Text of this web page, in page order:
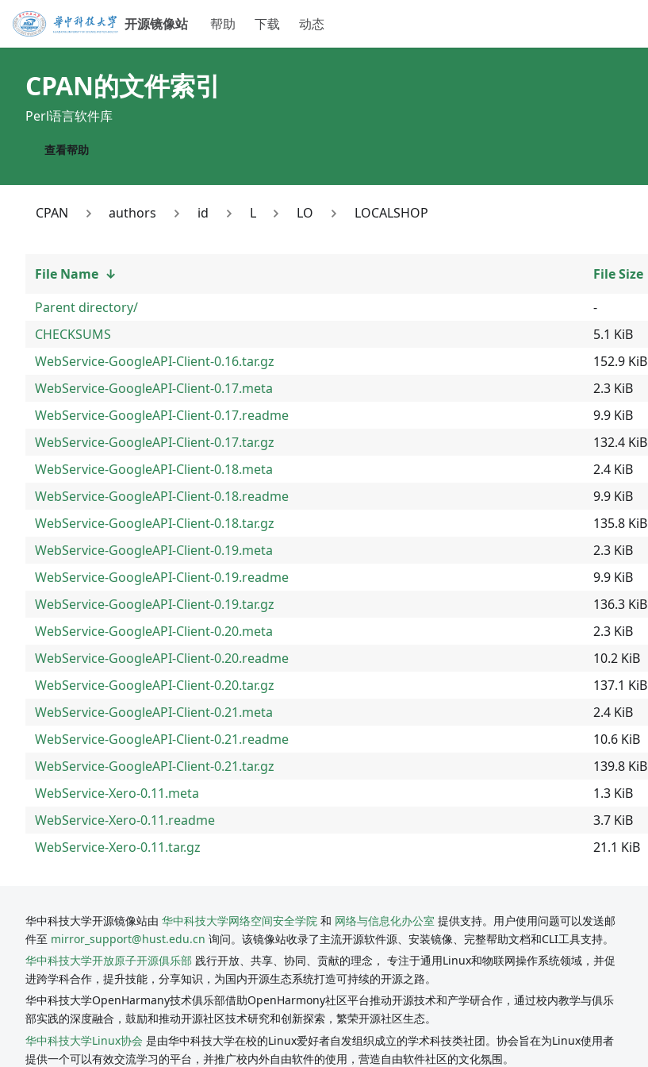
开源镜像站 帮助 下载 动态
CPAN的文件索引
Perl语言软件库
查看帮助
CPAN authors id L LO LOCALSHOP
File Name ↓ File Size
Parent directory/
-
CHECKSUMS
5.1 KiB
WebService-GoogleAPI-Client-0.16.tar.gz
152.9 KiB
WebService-GoogleAPI-Client-0.17.meta
2.3 KiB
WebService-GoogleAPI-Client-0.17.readme
9.9 KiB
WebService-GoogleAPI-Client-0.17.tar.gz
132.4 KiB
WebService-GoogleAPI-Client-0.18.meta
2.4 KiB
WebService-GoogleAPI-Client-0.18.readme
9.9 KiB
WebService-GoogleAPI-Client-0.18.tar.gz
135.8 KiB
WebService-GoogleAPI-Client-0.19.meta
2.3 KiB
WebService-GoogleAPI-Client-0.19.readme
9.9 KiB
WebService-GoogleAPI-Client-0.19.tar.gz
136.3 KiB
WebService-GoogleAPI-Client-0.20.meta
2.3 KiB
WebService-GoogleAPI-Client-0.20.readme
10.2 KiB
WebService-GoogleAPI-Client-0.20.tar.gz
137.1 KiB
WebService-GoogleAPI-Client-0.21.meta
2.4 KiB
WebService-GoogleAPI-Client-0.21.readme
10.6 KiB
WebService-GoogleAPI-Client-0.21.tar.gz
139.8 KiB
WebService-Xero-0.11.meta
1.3 KiB
WebService-Xero-0.11.readme
3.7 KiB
WebService-Xero-0.11.tar.gz
21.1 KiB
华中科技大学开源镜像站由 华中科技大学网络空间安全学院 和 网络与信息化办公室 提供支持。用户使用问题可以发送邮
件至 mirror_support@hust.edu.cn 询问。该镜像站收录了主流开源软件源、安装镜像、完整帮助文档和CLI工具支持。
华中科技大学开放原子开源俱乐部 践行开放、共享、协同、贡献的理念， 专注于通用Linux和物联网操作系统领域，并促
进跨学科合作，提升技能，分享知识，为国内开源生态系统打造可持续的开源之路。
华中科技大学OpenHarmany技术俱乐部借助OpenHarmony社区平台推动开源技术和产学研合作，通过校内教学与俱乐
部实践的深度融合，鼓励和推动开源社区技术研究和创新探索，繁荣开源社区生态。
华中科技大学Linux协会 是由华中科技大学在校的Linux爱好者自发组织成立的学术科技类社团。协会旨在为Linux使用者
提供一个可以有效交流学习的平台，并推广校内外自由软件的使用，营造自由软件社区的文化氛围。